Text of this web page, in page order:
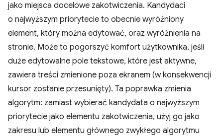
jako miejsca docelowe zakotwiczenia. Kandydaci
o najwyższym priorytecie to obecnie wyróżniony
element, który można edytować, oraz wyróżnienia na
stronie. Może to pogorszyć komfort użytkownika, jeśli
duże edytowalne pole tekstowe, które jest aktywne,
zawiera treści zmienione poza ekranem (w konsekwencji
kursor zostanie przesunięty). Ta poprawka zmienia
algorytm: zamiast wybierać kandydata o najwyższym
priorytecie jako elementu zakotwiczenia, użyj go jako
zakresu lub elementu głównego zwykłego algorytmu